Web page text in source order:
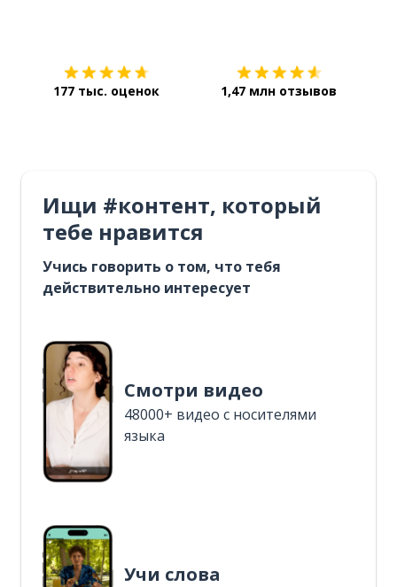
177 тыс. оценок 1,47 млн отзывов
Ищи #контент, который
тебе нравится
Учись говорить о том, что тебя
действительно интересует
Смотри видео
48000+ видео с носителями
языка
Учи слова